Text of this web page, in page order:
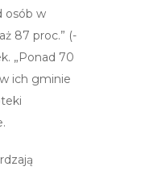
osób w
87 proc.” (-
„Ponad 70
ich gminie